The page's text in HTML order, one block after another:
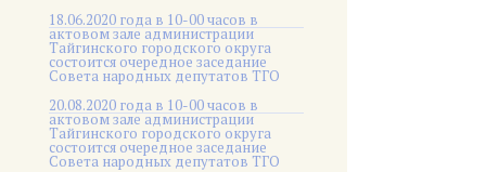
18.06.2020 года в 10-00 часов в
актовом зале администрации
Тайгинского городского округа
состоится очередное заседание
Совета народных депутатов ТГО
20.08.2020 года в 10-00 часов в
актовом зале администрации
Тайгинского городского округа
состоится очередное заседание
Совета народных депутатов ТГО